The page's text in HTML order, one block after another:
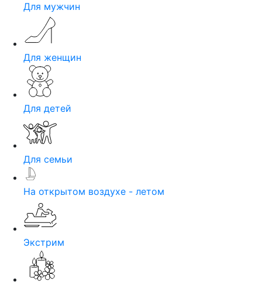
Для мужчин
Для женщин
Для детей
Для семьи
На открытом воздухе - летом
Экстрим